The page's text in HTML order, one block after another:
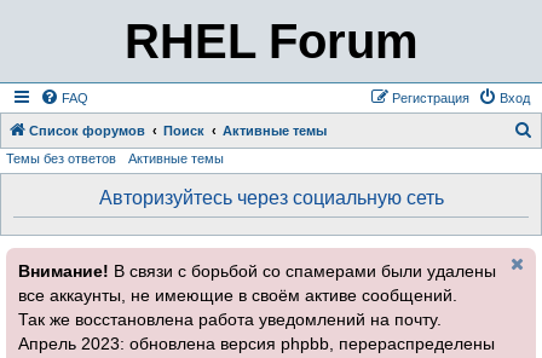
RHEL Forum
FAQ Вход
Регистрация
Список форумов Поиск Активные темы
Темы без ответов Активные темы
Авторизуйтесь через социальную сеть
Внимание! В связи с борьбой со спамерами были удалены
все аккаунты, не имеющие в своём активе сообщений.
Так же восстановлена работа уведомлений на почту.
Апрель 2023: обновлена версия phpbb, перераспределены